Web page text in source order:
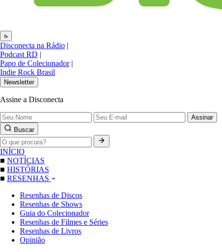
Disconecta na Rádio |
Podcast RD |
Papo de Colecionador |
Indie Rock Brasil
Newsletter
Assine a Disconecta
Assinar
Buscar
INÍCIO
■ NOTÍCIAS
■ HISTÓRIAS
■ RESENHAS
Resenhas de Discos
Resenhas de Shows
Guia do Colecionador
Resenhas de Filmes e Séries
Resenhas de Livros
Opinião